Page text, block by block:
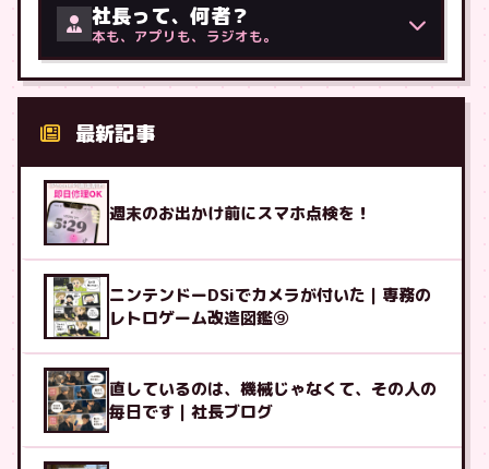
社長って、何者？
本も、アプリも、ラジオも。
最新記事
週末のお出かけ前にスマホ点検を！
ニンテンドーDSiでカメラが付いた｜専務の
レトロゲーム改造図鑑⑨
直しているのは、機械じゃなくて、その人の
毎日です｜社長ブログ